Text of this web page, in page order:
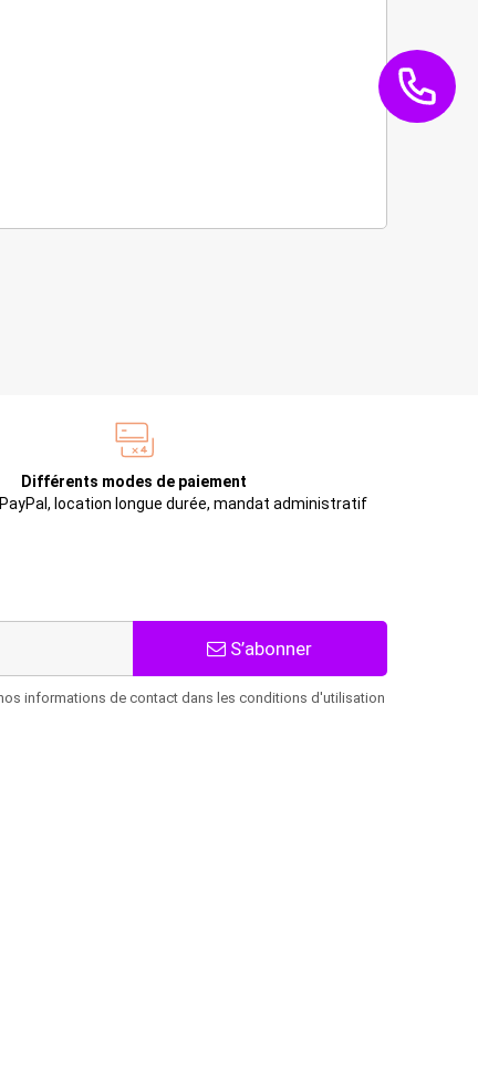
Différents modes de paiement
location longue durée, mandat administratif
S’abonner
informations de contact dans les conditions d'utilisation